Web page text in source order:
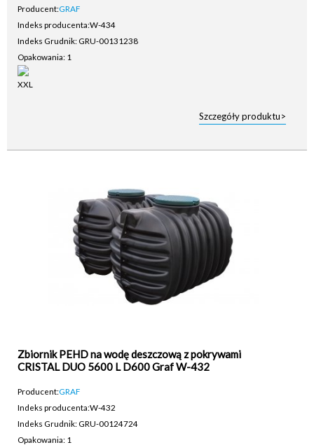
Producent:GRAF
Indeks producenta:W-434
Indeks Grudnik: GRU-00131238
Opakowania: 1
Szczegóły produktu>
Zbiornik PEHD na wodę deszczową z pokrywami
CRISTAL DUO 5600 L D600 Graf W-432
Producent:GRAF
Indeks producenta:W-432
Indeks Grudnik: GRU-00124724
Opakowania: 1